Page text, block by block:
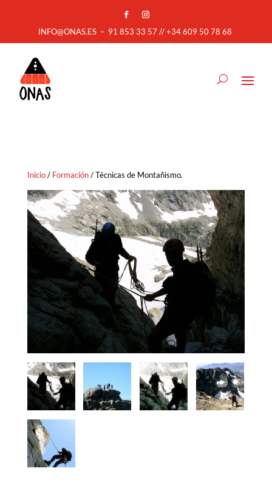
INFO@ONAS.ES – 91 853 33 57 // +34 609 50 78 68
Inicio/ Formación/ Técnicas de Montañismo.